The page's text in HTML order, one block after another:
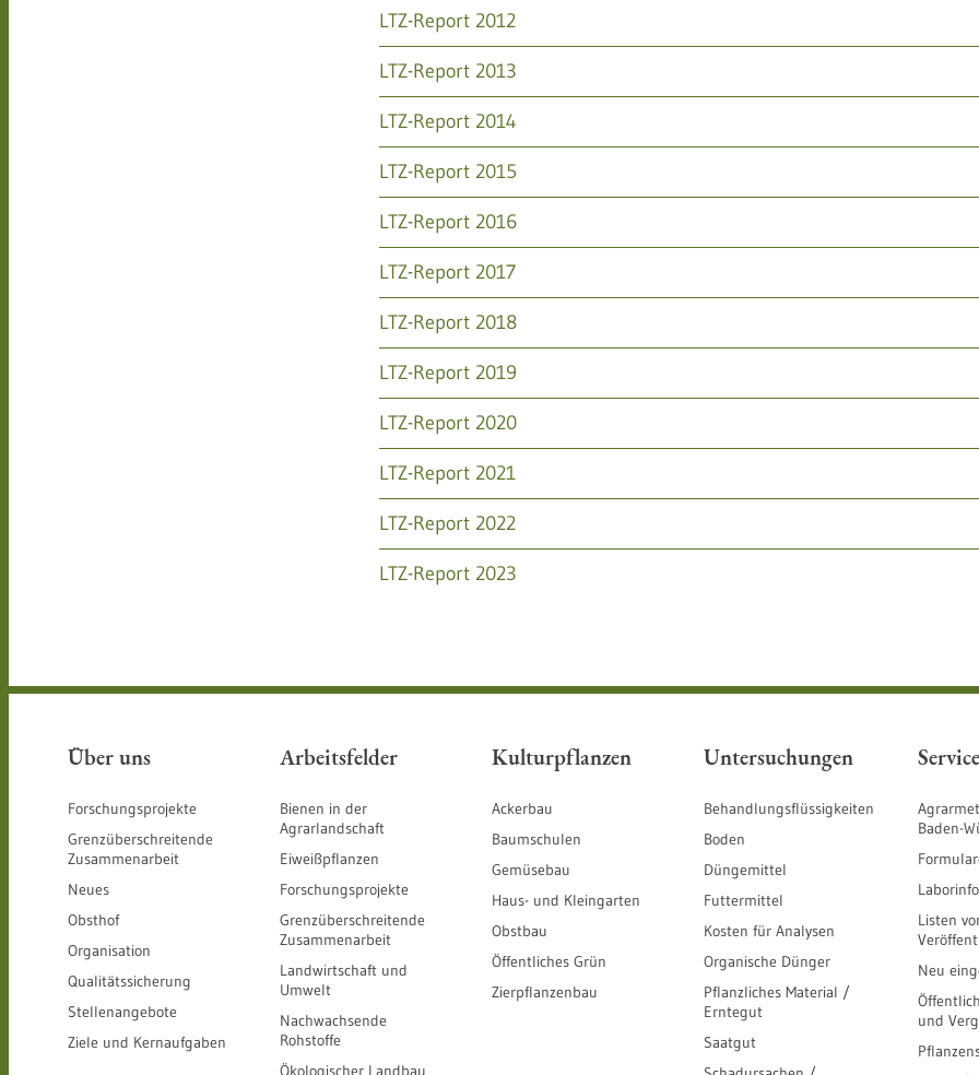
LTZ-Report 2012
LTZ-Report 2013
LTZ-Report 2014
LTZ-Report 2015
LTZ-Report 2016
LTZ-Report 2017
LTZ-Report 2018
LTZ-Report 2019
LTZ-Report 2020
LTZ-Report 2021
LTZ-Report 2022
LTZ-Report 2023
Über uns
Forschungsprojekte
Grenzüberschreitende
Zusammenarbeit
Neues
Obsthof
Organisation
Qualitätssicherung
Stellenangebote
Ziele und Kernaufgaben
Arbeitsfelder
Bienen in der
Agrarlandschaft
Eiweißpflanzen
Forschungsprojekte
Grenzüberschreitende
Zusammenarbeit
Landwirtschaft und
Umwelt
Nachwachsende
Rohstoffe
Ökologischer Landbau
Kulturpflanzen
Ackerbau
Baumschulen
Gemüsebau
Haus- und Kleingarten
Obstbau
Öffentliches Grün
Zierpflanzenbau
Untersuchungen
Behandlungsflüssigkeiten
Boden
Düngemittel
Futtermittel
Kosten für Analysen
Organische Dünger
Pflanzliches Material /
Erntegut
Saatgut
Service
Baden-
Listen
Neu
und